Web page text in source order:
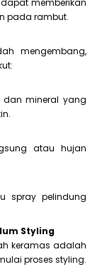
memberikan
pada rambut.
mengembang,
dan mineral yang
atau hujan
spray pelindung
Styling
keramas adalah
proses styling.